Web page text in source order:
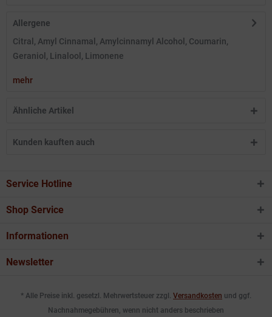
Allergene
Citral, Amyl Cinnamal, Amylcinnamyl Alcohol, Coumarin,
Geraniol, Linalool, Limonene
mehr
Ähnliche Artikel
Kunden kauften auch
Service Hotline
Shop Service
Informationen
Newsletter
* Alle Preise inkl. gesetzl. Mehrwertsteuer zzgl. Versandkosten und ggf.
Nachnahmegebühren, wenn nicht anders beschrieben